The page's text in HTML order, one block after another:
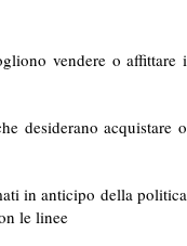
vendere o affittare i
desiderano acquistare o
in anticipo della politica
le linee